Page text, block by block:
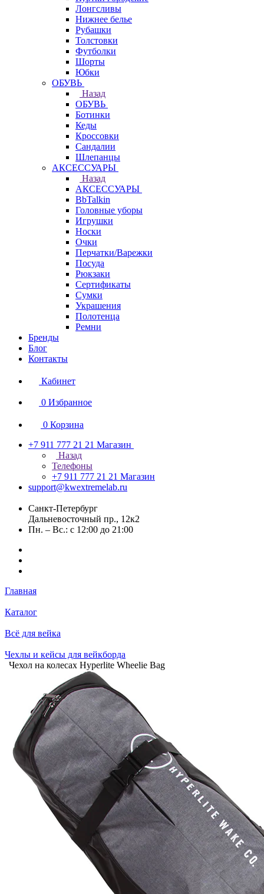
Лонгсливы
Нижнее белье
Рубашки
Толстовки
Футболки
Шорты
Юбки
ОБУВЬ
Назад
ОБУВЬ
Ботинки
Кеды
Кроссовки
Сандалии
Шлепанцы
АКСЕССУАРЫ
Назад
АКСЕССУАРЫ
BbTalkin
Головные уборы
Игрушки
Носки
Очки
Перчатки/Варежки
Посуда
Рюкзаки
Сертификаты
Сумки
Украшения
Полотенца
Ремни
Бренды
Блог
Контакты
Кабинет
0 Избранное
0 Корзина
+7 911 777 21 21 Магазин
Назад
Телефоны
+7 911 777 21 21 Магазин
support@kwextremelab.ru
Санкт-Петербург
Дальневосточный пр., 12к2
Пн. – Вс.: с 12:00 до 21:00
Главная
Каталог
Всё для вейка
Чехлы и кейсы для вейкборда
Чехол на колесах Hyperlite Wheelie Bag